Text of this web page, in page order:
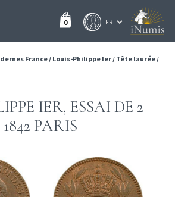
0
France/ Louis-Philippe Ier/ Tête laurée/
IER, ESSAI DE 2
PARIS